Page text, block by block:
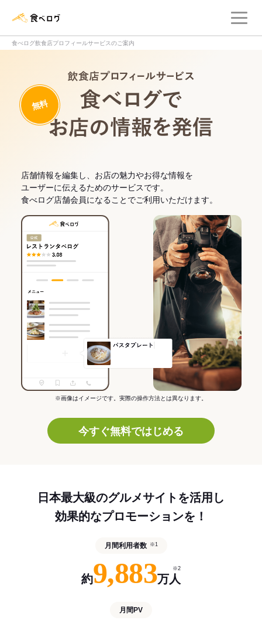
食べログ飲食店プロフィールサービスのご案内
無料
店舗情報を編集し、お店の魅力やお得な情報を
ユーザーに伝えるためのサービスです。
食べログ店舗会員になることでご利用いただけます。
※画像はイメージです。実際の操作方法とは異なります。
今すぐ無料ではじめる
日本最大級のグルメサイトを活用し
効果的なプロモーションを！
月間利用者数 ※1
約9,883万人
※2
月間PV